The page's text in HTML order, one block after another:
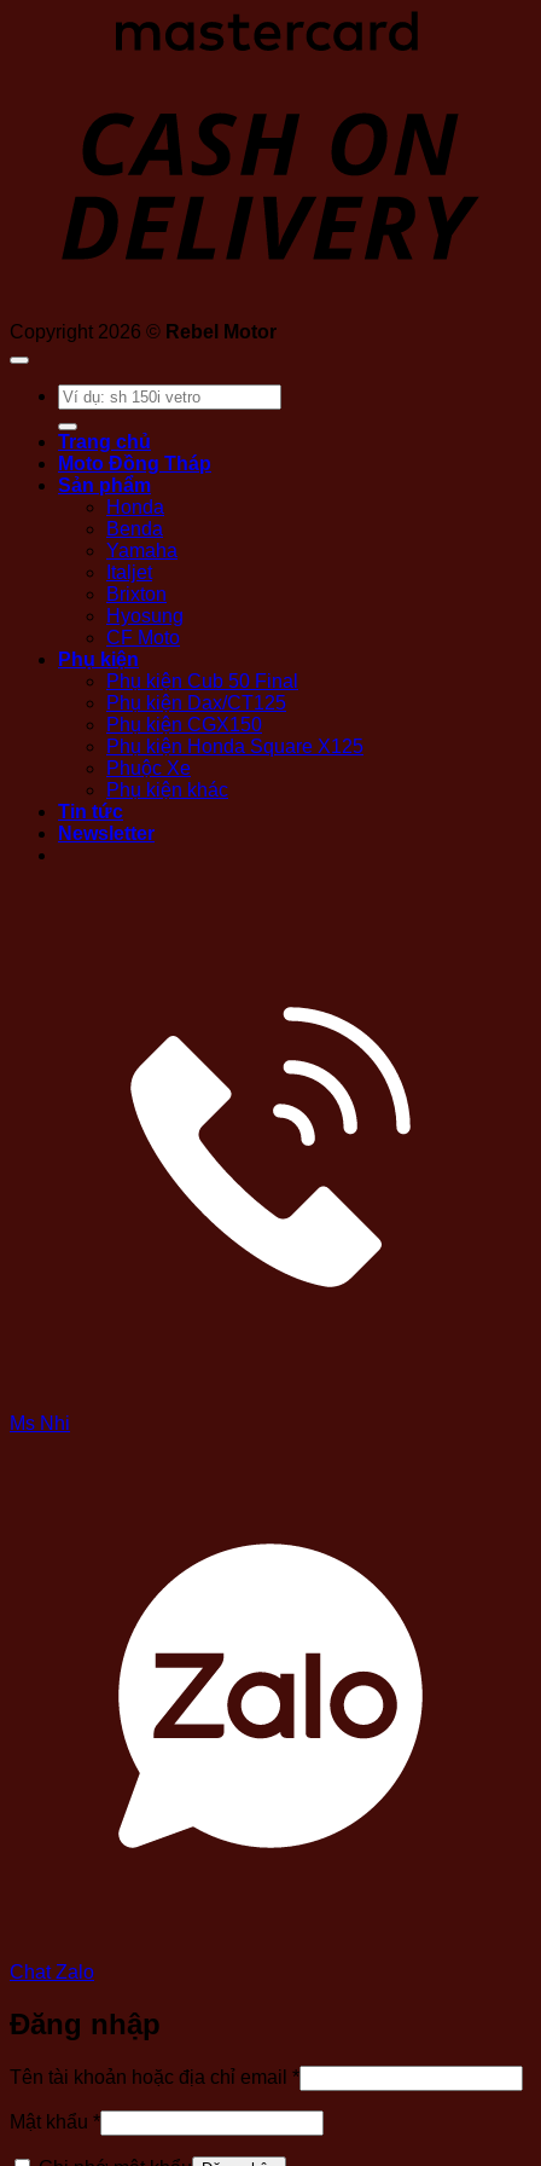
Copyright 2026 © Rebel Motor
Tìm
kiếm:
Trang chủ
Moto Đồng Tháp
Sản phẩm
Honda
Benda
Yamaha
Italjet
Brixton
Hyosung
CF Moto
Phụ kiện
Phụ kiện Cub 50 Final
Phụ kiện Dax/CT125
Phụ kiện CGX150
Phụ kiện Honda Square X125
Phuộc Xe
Phụ kiện khác
Tin tức
Newsletter
Ms Nhi
Chat Zalo
Đăng nhập
Tên tài khoản hoặc địa chỉ email *Bắt
buộc
Mật khẩu *Bắt
buộc